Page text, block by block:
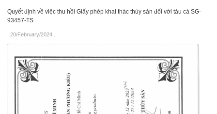
Quyết định về việc thu hồi Giấy phép khai thác thủy sản đối với tàu cá SG-
93457-TS
20/February/2024